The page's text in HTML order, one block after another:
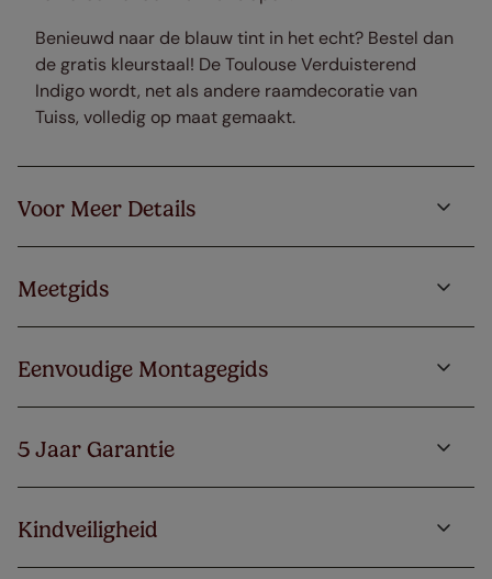
Benieuwd naar de blauw tint in het echt? Bestel dan
de gratis kleurstaal! De Toulouse Verduisterend
Indigo wordt, net als andere raamdecoratie van
Tuiss, volledig op maat gemaakt.
Voor Meer Details
Meetgids
Eenvoudige Montagegids
5 Jaar Garantie
Kindveiligheid